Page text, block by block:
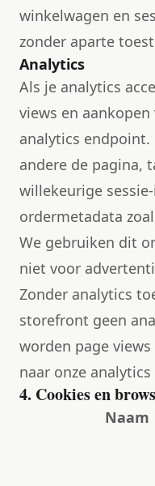
winkelwagen en
zonder aparte
Analytics
Als je analytics
views en aankopen
analytics
andere de pagina,
willekeurige
ordermetadata
We gebruiken dit
niet voor
Zonder analytics
storefront geen
worden page
naar onze
4. Cookies en
Naam